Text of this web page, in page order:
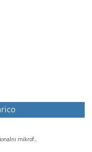
mikrof...